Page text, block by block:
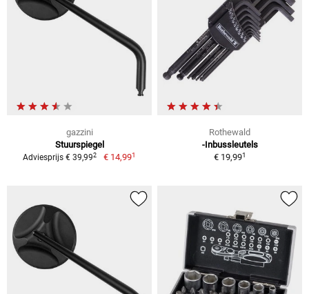
gazzini
Stuurspiegel
Adviesprijs € 39,992 € 14,991
Rothewald
-Inbussleutels
€ 19,991